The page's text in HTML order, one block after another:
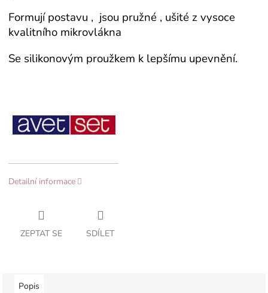
Formují postavu , jsou pružné , ušité z vysoce
kvalitního mikrovlákna
Se silikonovým proužkem k lepšímu upevnění.
Detailní informace
ZEPTAT SE SDÍLET
Popis